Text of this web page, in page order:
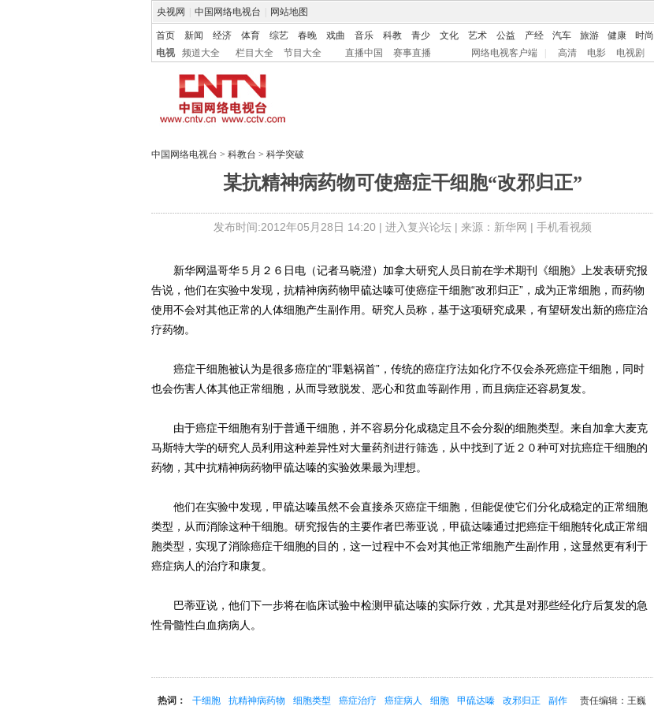
央视网 中国网络电视台 网站地图
首页 新闻 经济 体育 综艺 春晚 戏曲 音乐 科教 青少 文化 艺术 公益 产经 汽车 旅游 健康 时尚
电视
频道大全 栏目大全 节目大全 直播中国 赛事直播 网络电视客户端 高清 电影 电视剧
中国网络电视台 > 科教台 > 科学突破
某抗精神病药物可使癌症干细胞“改邪归正”
发布时间:2012年05月28日 14:20 | 进入复兴论坛| 来源： 新华网 | 手机看视频
新华网温哥华５月２６日电（记者马晓澄）加拿大研究人员日前在学术期刊《细胞》上发表研究报
告说，他们在实验中发现，抗精神病药物甲硫达嗪可使癌症干细胞“改邪归正”，成为正常细胞，而药物
使用不会对其他正常的人体细胞产生副作用。研究人员称，基于这项研究成果，有望研发出新的癌症治
疗药物。
癌症干细胞被认为是很多癌症的“罪魁祸首”，传统的癌症疗法如化疗不仅会杀死癌症干细胞，同时
也会伤害人体其他正常细胞，从而导致脱发、恶心和贫血等副作用，而且病症还容易复发。
由于癌症干细胞有别于普通干细胞，并不容易分化成稳定且不会分裂的细胞类型。来自加拿大麦克
马斯特大学的研究人员利用这种差异性对大量药剂进行筛选，从中找到了近２０种可对抗癌症干细胞的
药物，其中抗精神病药物甲硫达嗪的实验效果最为理想。
他们在实验中发现，甲硫达嗪虽然不会直接杀灭癌症干细胞，但能促使它们分化成稳定的正常细胞
类型，从而消除这种干细胞。研究报告的主要作者巴蒂亚说，甲硫达嗪通过把癌症干细胞转化成正常细
胞类型，实现了消除癌症干细胞的目的，这一过程中不会对其他正常细胞产生副作用，这显然更有利于
癌症病人的治疗和康复。
巴蒂亚说，他们下一步将在临床试验中检测甲硫达嗪的实际疗效，尤其是对那些经化疗后复发的急
性骨髓性白血病病人。
责任编辑：王巍
热词： 干细胞 抗精神病药物 细胞类型 癌症治疗 癌症病人 细胞 甲硫达嗪 改邪归正
副作